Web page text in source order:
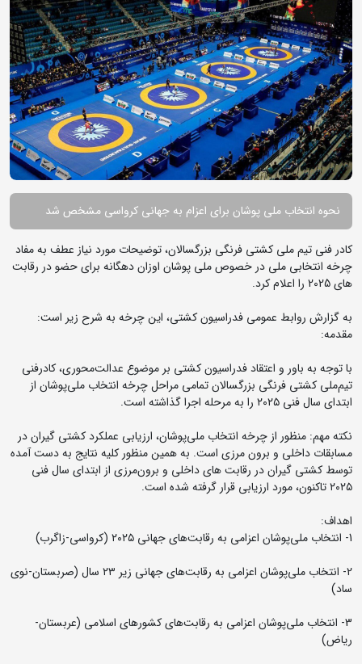
نحوه انتخاب ملی پوشان برای اعزام به جهانی کرواسی مشخص شد
کادر فنی تیم ملی کشتی فرنگی بزرگسالان، توضیحات مورد نیاز عطف به مفاد
چرخه انتخابی ملی در خصوص ملی پوشان اوزان دهگانه برای حضو در رقابت
های 2025 را اعلام کرد.
به گزارش روابط عمومی فدراسیون کشتی، این چرخه به شرح زیر است:
مقدمه:
با توجه به باور و اعتقاد فدراسیون کشتی بر موضوع عدالت‌محوری، کادرفنی
تیم‌ملی کشتی‌ فرنگی بزرگسالان تمامی مراحل چرخه انتخاب ملی‌پوشان از
ابتدای سال فنی ۲۰۲۵ را به مرحله اجرا گذاشته است.
نکته مهم: منظور از چرخه انتخاب ملی‌پوشان، ارزیابی عملکرد کشتی گیران در
مسابقات داخلی و برون مرزی است. به همین منظور کلیه نتایج به دست آمده
توسط کشتی گیران در رقابت های داخلی و برون‌مرزی از ابتدای سال فنی
۲۰۲۵ تاکنون، مورد ارزیابی قرار گرفته شده است.
اهداف:
1- انتخاب ملی‌پوشان اعزامی به رقابت‌های جهانی ۲۰۲۵ (کرواسی-زاگرب)
2- انتخاب ملی‌پوشان اعزامی به رقابت‌های جهانی زیر ۲۳ سال (صربستان-نوی
ساد)
3- انتخاب ملی‌پوشان اعزامی به رقابت‌های کشورهای اسلامی (عربستان-
ریاض)